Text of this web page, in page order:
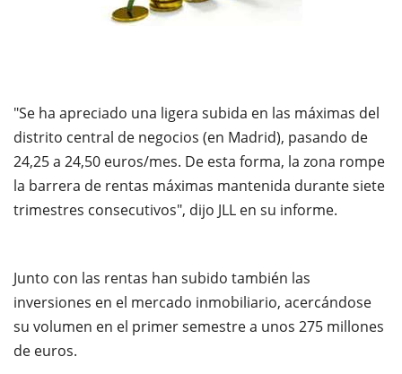
"Se ha apreciado una ligera subida en las máximas del
distrito central de negocios (en Madrid), pasando de
24,25 a 24,50 euros/mes. De esta forma, la zona rompe
la barrera de rentas máximas mantenida durante siete
trimestres consecutivos", dijo JLL en su informe.
Junto con las rentas han subido también las
inversiones en el mercado inmobiliario, acercándose
su volumen en el primer semestre a unos 275 millones
de euros.